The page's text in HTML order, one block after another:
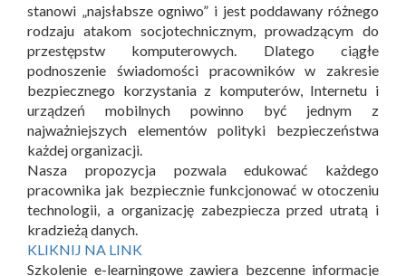
stanowi „najsłabsze ogniwo” i jest poddawany różnego
rodzaju atakom socjotechnicznym, prowadzącym do
przestępstw komputerowych. Dlatego ciągłe
podnoszenie świadomości pracowników w zakresie
bezpiecznego korzystania z komputerów, Internetu i
urządzeń mobilnych powinno być jednym z
najważniejszych elementów polityki bezpieczeństwa
każdej organizacji.
Nasza propozycja pozwala edukować każdego
pracownika jak bezpiecznie funkcjonować w otoczeniu
technologii, a organizację zabezpiecza przed utratą i
kradzieżą danych.
KLIKNIJ NA LINK
Szkolenie e-learningowe zawiera bezcenne informacje